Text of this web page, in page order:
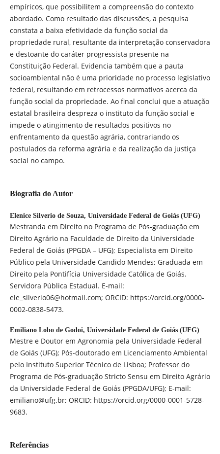
empíricos, que possibilitem a compreensão do contexto
abordado. Como resultado das discussões, a pesquisa
constata a baixa efetividade da função social da
propriedade rural, resultante da interpretação conservadora
e destoante do caráter progressista presente na
Constituição Federal. Evidencia também que a pauta
socioambiental não é uma prioridade no processo legislativo
federal, resultando em retrocessos normativos acerca da
função social da propriedade. Ao final conclui que a atuação
estatal brasileira despreza o instituto da função social e
impede o atingimento de resultados positivos no
enfrentamento da questão agrária, contrariando os
postulados da reforma agrária e da realização da justiça
social no campo.
Biografia do Autor
Elenice Silverio de Souza, Universidade Federal de Goiás (UFG)
Mestranda em Direito no Programa de Pós-graduação em
Direito Agrário na Faculdade de Direito da Universidade
Federal de Goiás (PPGDA – UFG); Especialista em Direito
Público pela Universidade Candido Mendes; Graduada em
Direito pela Pontifícia Universidade Católica de Goiás.
Servidora Pública Estadual. E-mail:
ele_silverio06@hotmail.com; ORCID: https://orcid.org/0000-
0002-0838-5473.
Emiliano Lobo de Godoi, Universidade Federal de Goiás (UFG)
Mestre e Doutor em Agronomia pela Universidade Federal
de Goiás (UFG); Pós-doutorado em Licenciamento Ambiental
pelo Instituto Superior Técnico de Lisboa; Professor do
Programa de Pós-graduação Stricto Sensu em Direito Agrário
da Universidade Federal de Goiás (PPGDA/UFG); E-mail:
emiliano@ufg.br; ORCID: https://orcid.org/0000-0001-5728-
9683.
Referências